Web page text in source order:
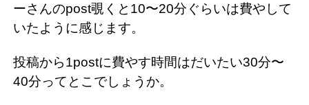
ーさんのpost覗くと10〜20分ぐらいは費やして
いたように感じます。
投稿から1postに費やす時間はだいたい30分〜
40分ってとこでしょうか。